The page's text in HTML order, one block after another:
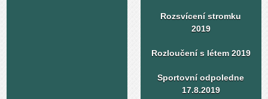
Rozsvícení stromku
2019
Rozloučení s létem 2019
Sportovní odpoledne
17.8.2019